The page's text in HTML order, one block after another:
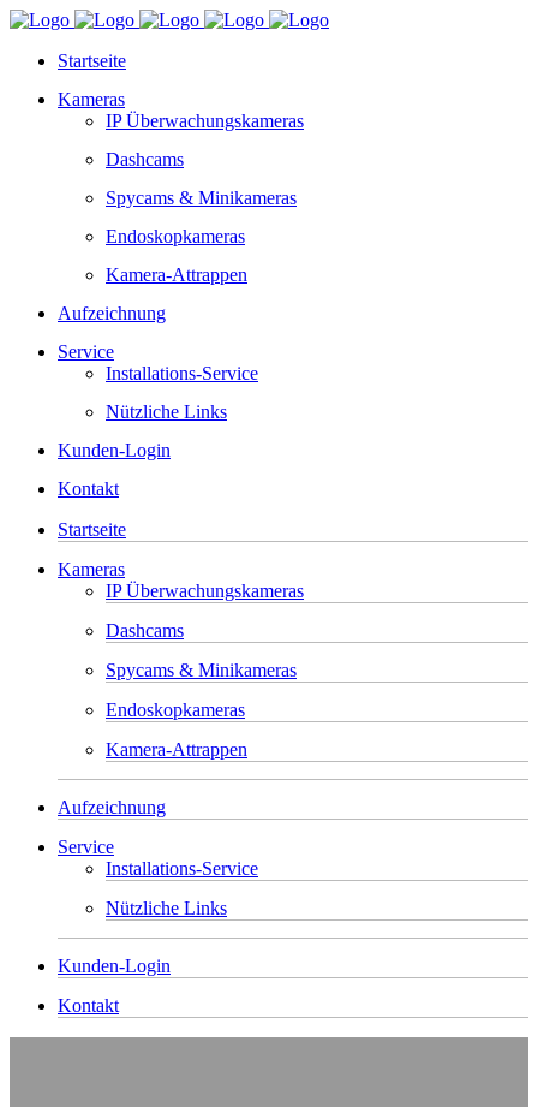
Startseite
Kameras
IP Überwachungskameras
Dashcams
Spycams & Minikameras
Endoskopkameras
Kamera-Attrappen
Aufzeichnung
Service
Installations-Service
Nützliche Links
Kunden-Login
Kontakt
Startseite
Kameras
IP Überwachungskameras
Dashcams
Spycams & Minikameras
Endoskopkameras
Kamera-Attrappen
Aufzeichnung
Service
Installations-Service
Nützliche Links
Kunden-Login
Kontakt